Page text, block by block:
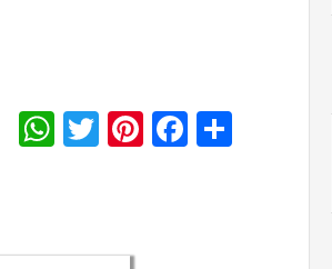
WhatsApp
Twitter
Pinterest